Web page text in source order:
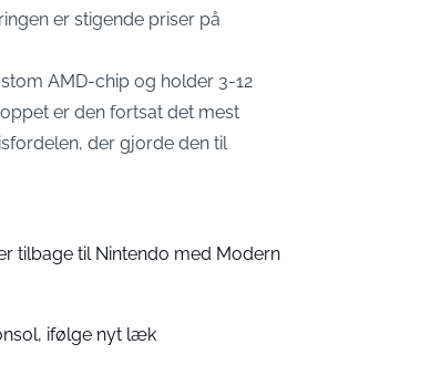
er stigende priser på
AMD-chip og holder 3-12
er den fortsat det mest
der gjorde den til
tilbage til Nintendo med Modern
ifølge nyt læk